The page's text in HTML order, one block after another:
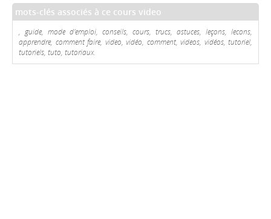
mots-clés associés à ce cours video
, guide, mode d'emploi, conseils, cours, trucs, astuces, leçons, lecons,
apprendre, comment faire, video, vidéo, comment, videos, vidéos, tutoriel,
tutoriels, tuto, tutoriaux.